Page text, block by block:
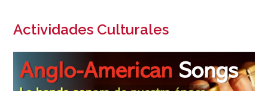
Actividades Culturales
Image